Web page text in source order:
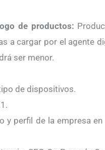
de productos:
a cargar por el agente
ser menor.
de dispositivos.
y perfil de la empresa